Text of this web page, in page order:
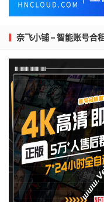
奈飞小铺 – 智能账号合